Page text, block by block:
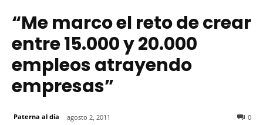
“Me marco el reto de crear
entre 15.000 y 20.000
empleos atrayendo
empresas”
Paterna al día agosto 2, 2011 0